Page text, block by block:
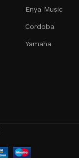
Enya Music
Cordoba
Yamaha